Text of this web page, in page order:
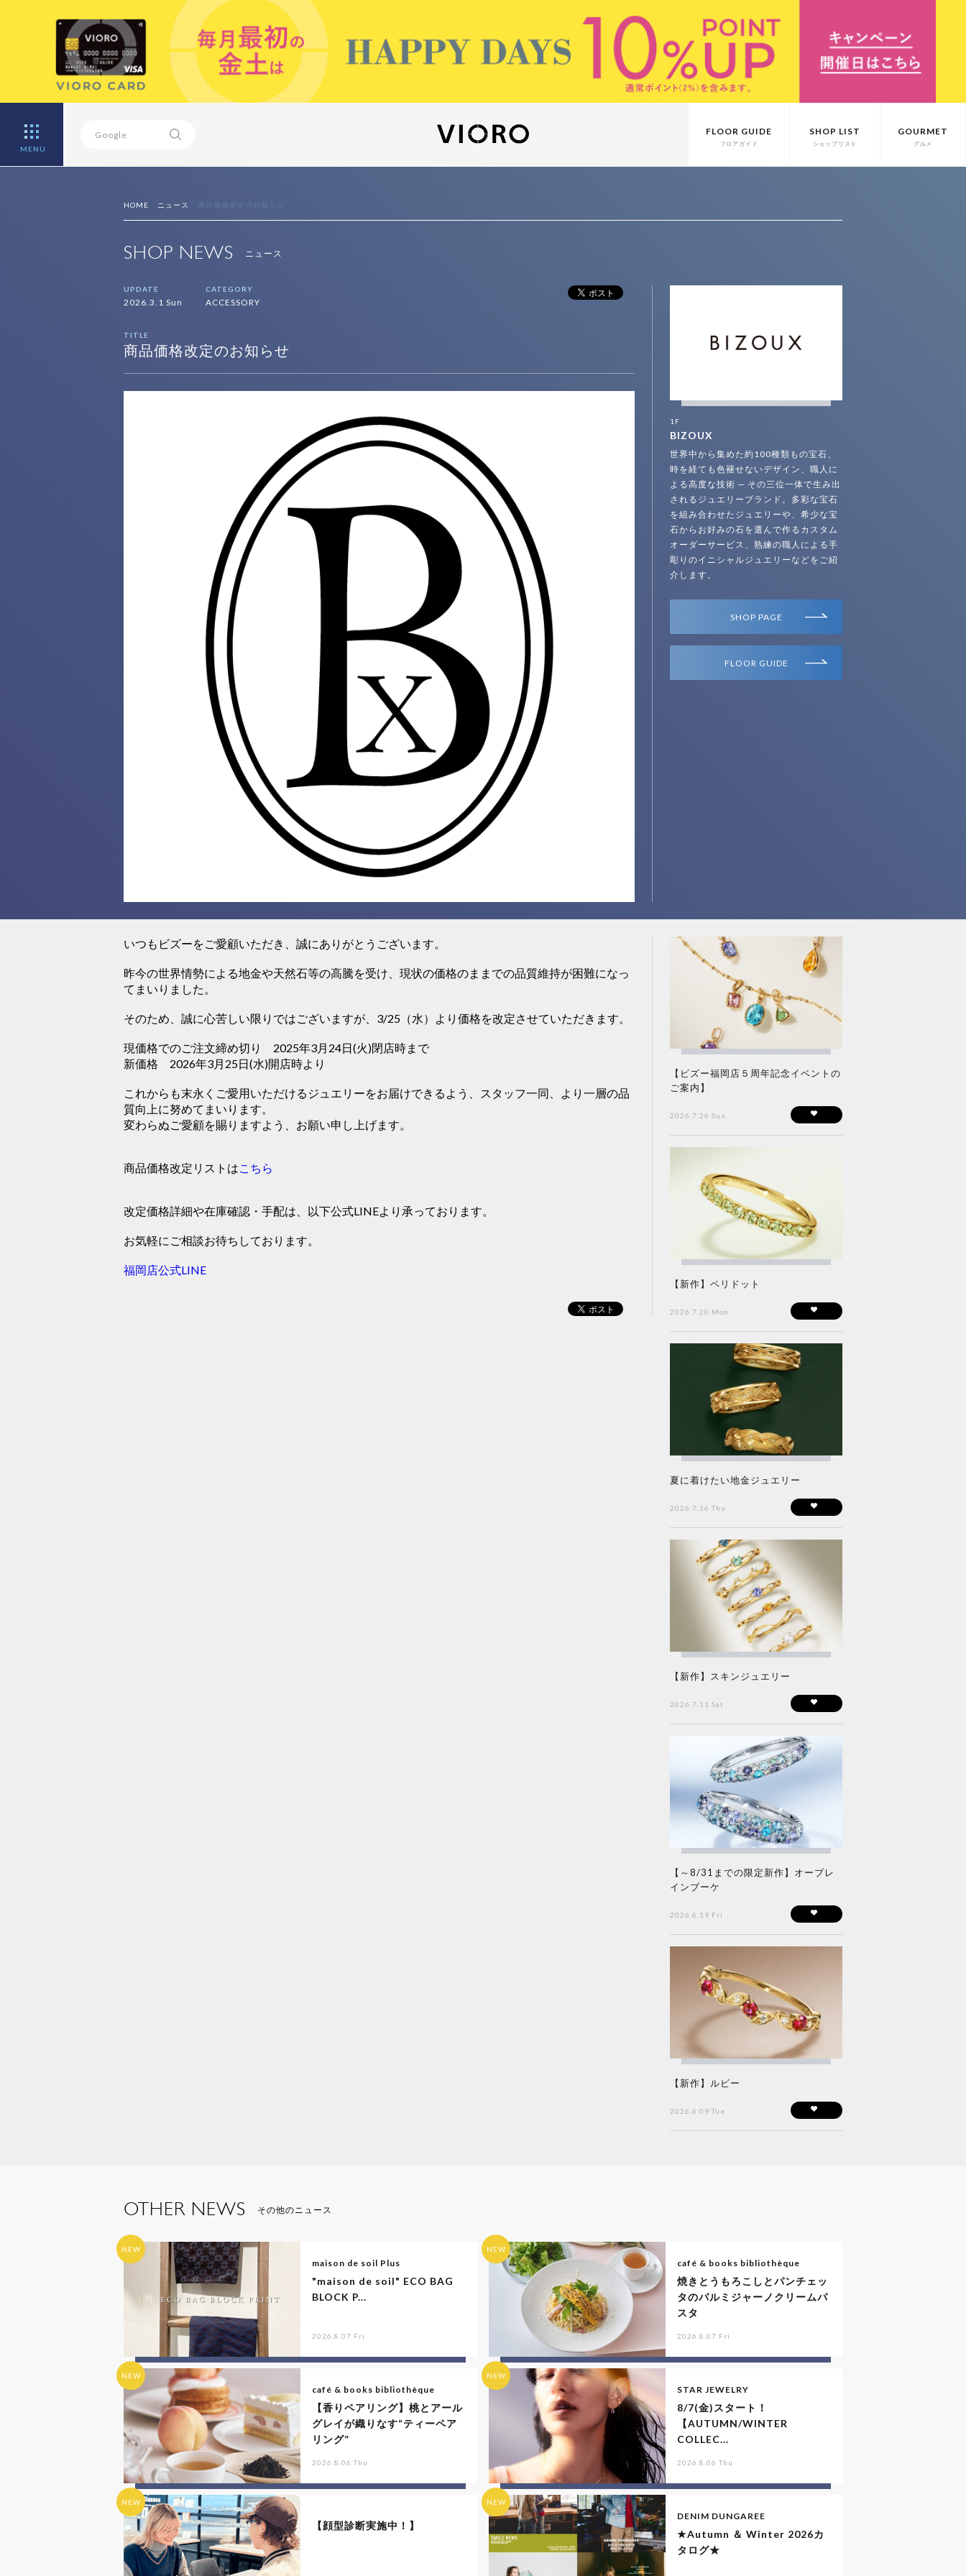
MENU
FLOOR GUIDE
フロアガイド
SHOP LIST
ショップリスト
GOURMET
グルメ
HOME ニュース 商品価格改定のお知らせ
SHOP NEWS ニュース
UPDATE
2026.3.1 Sun
CATEGORY
ACCESSORY
TITLE
商品価格改定のお知らせ
1F
BIZOUX
世界中から集めた約100種類もの宝石、
時を経ても色褪せないデザイン、職人に
よる高度な技術 — その三位一体で生み出
されるジュエリーブランド。多彩な宝石
を組み合わせたジュエリーや、希少な宝
石からお好みの石を選んで作るカスタム
オーダーサービス、熟練の職人による手
彫りのイニシャルジュエリーなどをご紹
介します。
SHOP PAGE
FLOOR GUIDE
いつもビズーをご愛顧いただき、誠にありがとうございます。
昨今の世界情勢による地金や天然石等の高騰を受け、現状の価格のままでの品質維持が困難になっ
てまいりました。
そのため、誠に心苦しい限りではございますが、3/25（水）より価格を改定させていただきます。
現価格でのご注文締め切り 2025年3月24日(火)閉店時まで
新価格 2026年3月25日(水)開店時より
これからも末永くご愛用いただけるジュエリーをお届けできるよう、スタッフ一同、より一層の品
質向上に努めてまいります。
変わらぬご愛顧を賜りますよう、お願い申し上げます。
商品価格改定リストはこちら
改定価格詳細や在庫確認・手配は、以下公式LINEより承っております。
お気軽にご相談お待ちしております。
福岡店公式LINE
【ビズー福岡店５周年記念イベントの
ご案内】
2026.7.26 Sun
【新作】ペリドット
2026.7.20 Mon
夏に着けたい地金ジュエリー
2026.7.16 Thu
【新作】スキンジュエリー
2026.7.11 Sat
【～8/31までの限定新作】オーブレ
インブーケ
2026.6.19 Fri
【新作】ルビー
2026.6.09 Tue
OTHER NEWS その他のニュース
NEW
maison de soil Plus
"maison de soil" ECO BAG
BLOCK P...
2026.8.07 Fri
NEW
café & books bibliothèque
焼きとうもろこしとパンチェッ
タのパルミジャーノクリームパ
スタ
2026.8.07 Fri
NEW
café & books bibliothèque
【香りペアリング】桃とアール
グレイが織りなす“ティーペア
リング”
2026.8.06 Thu
NEW
STAR JEWELRY
8/7(金)スタート！
【AUTUMN/WINTER
COLLEC...
2026.8.06 Thu
NEW
【顔型診断実施中！】
NEW
DENIM DUNGAREE
★Autumn ＆ Winter 2026カ
タログ★